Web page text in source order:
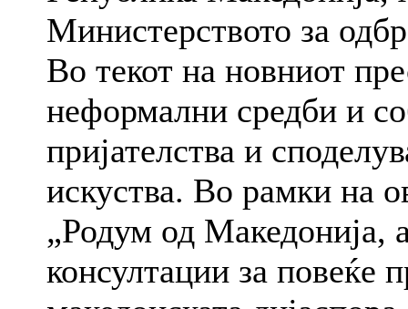
Министерството за
Во текот на новниот
неформални средби и
пријателства и
искуства. Во рамки на
„Родум од Македонија,
консултации за повеќе